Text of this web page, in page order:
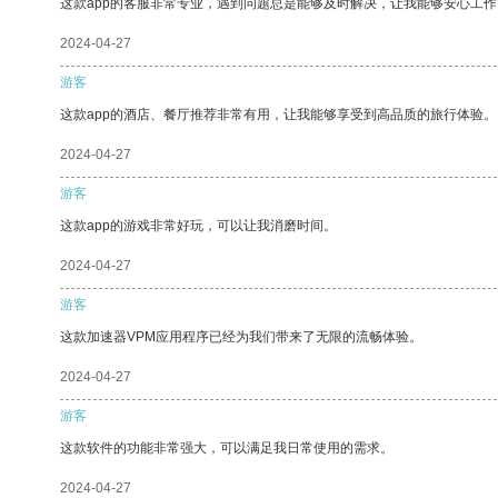
这款app的客服非常专业，遇到问题总是能够及时解决，让我能够安心工
2024-04-27
游客
这款app的酒店、餐厅推荐非常有用，让我能够享受到高品质的旅行体验。
2024-04-27
游客
这款app的游戏非常好玩，可以让我消磨时间。
2024-04-27
游客
这款加速器VPM应用程序已经为我们带来了无限的流畅体验。
2024-04-27
游客
这款软件的功能非常强大，可以满足我日常使用的需求。
2024-04-27